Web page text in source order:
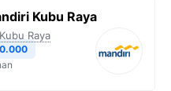
Kubu Raya
Kubu Raya